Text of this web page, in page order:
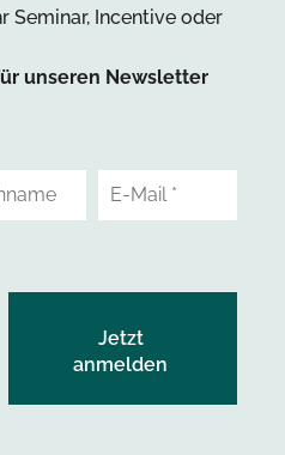
Seminar, Incentive oder
unseren Newsletter